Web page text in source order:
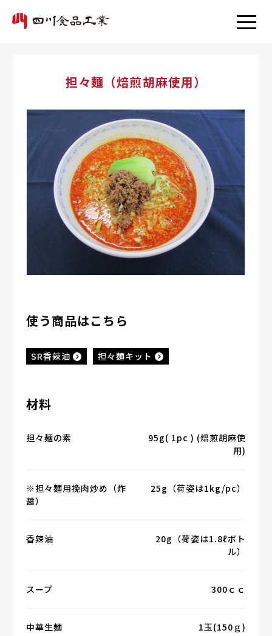
担々麺（焙煎胡麻使用）
使う商品はこちら
SR香辣油 担々麺キット
材料
担々麺の素
95g( 1pc ) (焙煎胡麻使
用)
※担々麺用挽肉炒め（炸
醤）
25g（荷姿は1kg/pc）
香辣油
20g（荷姿は1.8ℓボト
ル）
スープ 300ｃｃ
中華生麺 1玉(150ｇ)